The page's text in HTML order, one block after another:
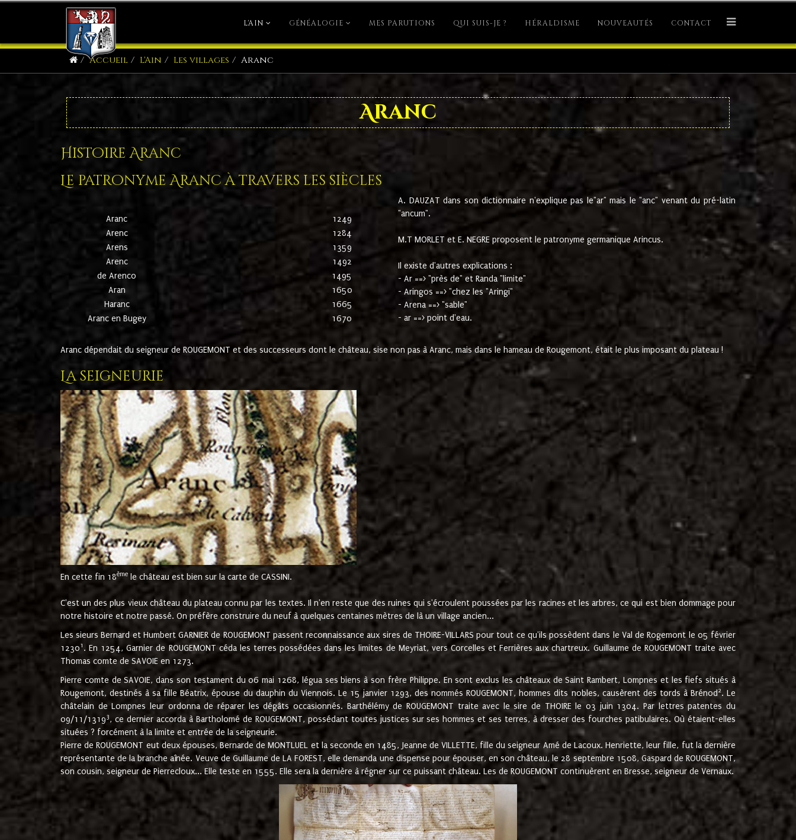
L'AIN GÉNÉALOGIE MES PARUTIONS QUI SUIS-JE ? HÉRALDISME NOUVEAUTÉS CONTACT
Accueil L'Ain Les villages Aranc
Aranc
Histoire Aranc
Le patronyme Aranc à travers les siècles
Aranc
1249
Arenc
1284
Arens
1359
Arenc
1492
de Arenco
1495
Aran
1650
Haranc
1665
Aranc en Bugey
1670
A. DAUZAT dans son dictionnaire n'explique pas le"ar" mais le "anc" venant du pré-latin
"ancum".
M.T MORLET et E. NEGRE proposent le patronyme germanique Arincus.
Il existe d'autres explications :
- Ar ==> "près de" et Randa "limite"
- Aringos ==> "chez les "Aringi"
- Arena ==> "sable"
- ar ==> point d'eau.
Aranc dépendait du seigneur de ROUGEMONT et des successeurs dont le château, sise non pas à Aranc, mais dans le hameau de Rougemont, était le plus imposant du plateau !
La seigneurie
En cette fin 18ème le château est bien sur la carte de CASSINI.
C'est un des plus vieux château du plateau connu par les textes. Il n'en reste que des ruines qui s'écroulent poussées par les racines et les arbres, ce qui est bien dommage pour
notre histoire et notre passé. On préfère construire du neuf à quelques centaines mètres de là un village ancien...
Les sieurs Bernard et Humbert GARNIER de ROUGEMONT passent reconnaissance aux sires de THOIRE-VILLARS pour tout ce qu'ils possèdent dans le Val de Rogemont le 05 février
12301 . En 1254, Garnier de ROUGEMONT céda les terres possédées dans les limites de Meyriat, vers Corcelles et Ferrières aux chartreux. Guillaume de ROUGEMONT traite avec
Thomas comte de SAVOIE en 1273.
Pierre comte de SAVOIE, dans son testament du 06 mai 1268, légua ses biens à son frère Philippe. En sont exclus les châteaux de Saint Rambert, Lompnes et les fiefs situés à
Rougemont, destinés à sa fille Béatrix, épouse du dauphin du Viennois. Le 15 janvier 1293, des nommés ROUGEMONT, hommes dits nobles, causèrent des tords à Brénod 2. Le
châtelain de Lompnes leur ordonna de réparer les dégâts occasionnés. Barthélémy de ROUGEMONT traite avec le sire de THOIRE le 03 juin 1304. Par lettres patentes du
09/11/13193, ce dernier accorda à Bartholomé de ROUGEMONT, possédant toutes justices sur ses hommes et ses terres, à dresser des fourches patibulaires. Où étaient-elles
situées ? forcément à la limite et entrée de la seigneurie.
Pierre de ROUGEMONT eut deux épouses, Bernarde de MONTLUEL et la seconde en 1485, Jeanne de VILLETTE, fille du seigneur Amé de Lacoux. Henriette, leur fille, fut la dernière
représentante de la branche aînée. Veuve de Guillaume de LA FOREST, elle demanda une dispense pour épouser, en son château, le 28 septembre 1508, Gaspard de ROUGEMONT,
son cousin, seigneur de Pierrecloux... Elle teste en 1555. Elle sera la dernière à régner sur ce puissant château. Les de ROUGEMONT continuèrent en Bresse, seigneur de Vernaux.